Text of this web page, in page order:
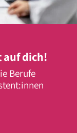
auf dich!
Berufe